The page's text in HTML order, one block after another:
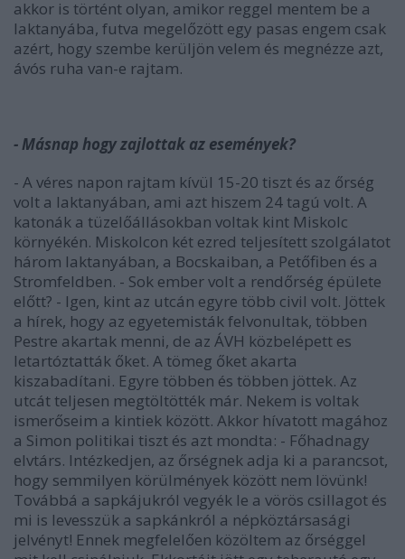
akkor is történt olyan, amikor reggel mentem be a
laktanyába, futva megelőzött egy pasas engem csak
azért, hogy szembe kerüljön velem és megnézze azt,
ávós ruha van-e rajtam.
- Másnap hogy zajlottak az események?
- A véres napon rajtam kívül 15-20 tiszt és az őrség
volt a laktanyában, ami azt hiszem 24 tagú volt. A
katonák a tüzelőállásokban voltak kint Miskolc
környékén. Miskolcon két ezred teljesített szolgálatot
három laktanyában, a Bocskaiban, a Petőfiben és a
Stromfeldben. - Sok ember volt a rendőrség épülete
előtt? - Igen, kint az utcán egyre több civil volt. Jöttek
a hírek, hogy az egyetemisták felvonultak, többen
Pestre akartak menni, de az ÁVH közbelépett es
letartóztatták őket. A tömeg őket akarta
kiszabadítani. Egyre többen és többen jöttek. Az
utcát teljesen megtöltötték már. Nekem is voltak
ismerőseim a kintiek között. Akkor hívatott magához
a Simon politikai tiszt és azt mondta: - Főhadnagy
elvtárs. Intézkedjen, az őrségnek adja ki a parancsot,
hogy semmilyen körülmények között nem lövünk!
Továbbá a sapkájukról vegyék le a vörös csillagot és
mi is levesszük a sapkánkról a népköztársasági
jelvényt! Ennek megfelelően közöltem az őrséggel